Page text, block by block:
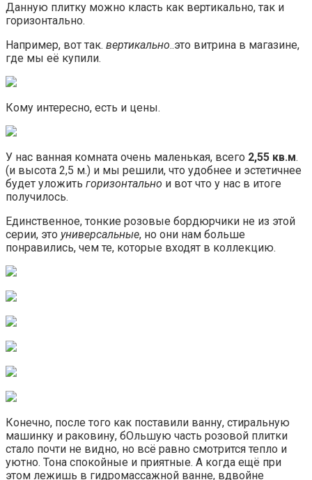
Данную плитку можно класть как вертикально, так и
горизонтально.
Например, вот так. вертикально..это витрина в магазине,
где мы её купили.
Кому интересно, есть и цены.
У нас ванная комната очень маленькая, всего 2,55 кв.м.
(и высота 2,5 м.) и мы решили, что удобнее и эстетичнее
будет уложить горизонтально и вот что у нас в итоге
получилось.
Единственное, тонкие розовые бордюрчики не из этой
серии, это универсальные, но они нам больше
понравились, чем те, которые входят в коллекцию.
Конечно, после того как поставили ванну, стиральную
машинку и раковину, бОльшую часть розовой плитки
стало почти не видно, но всё равно смотрится тепло и
уютно. Тона спокойные и приятные. А когда ещё при
этом лежишь в гидромассажной ванне, вдвойне